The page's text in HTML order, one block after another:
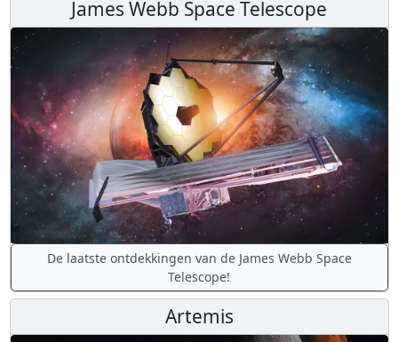
James Webb Space Telescope
De laatste ontdekkingen van de James Webb Space
Telescope!
Artemis